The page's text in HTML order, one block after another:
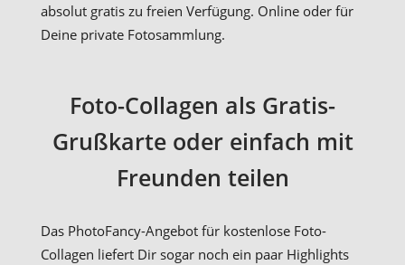
absolut gratis zu freien Verfügung. Online oder für
Deine private Fotosammlung.
Foto-Collagen als Gratis-
Grußkarte oder einfach mit
Freunden teilen
Das PhotoFancy-Angebot für kostenlose Foto-
Collagen liefert Dir sogar noch ein paar Highlights